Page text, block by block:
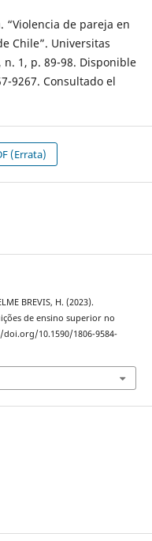
“Violencia de pareja en
Chile”. Universitas
n. 1, p. 89-98. Disponible
9267. Consultado el
(Errata)
BREVIS, H. (2023).
de ensino superior no
10.1590/1806-9584-